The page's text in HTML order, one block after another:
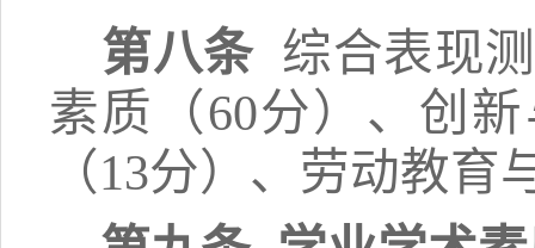
第八条 综合表现
素质（60分）、创
（13分）、劳动教